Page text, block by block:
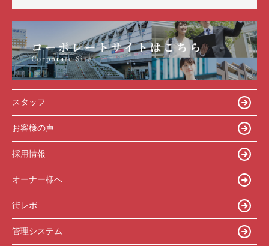
スタッフ
お客様の声
採用情報
オーナー様へ
街レポ
管理システム